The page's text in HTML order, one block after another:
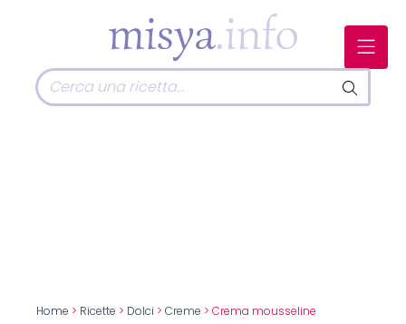
Home > Ricette > Dolci > Creme > Crema mousseline